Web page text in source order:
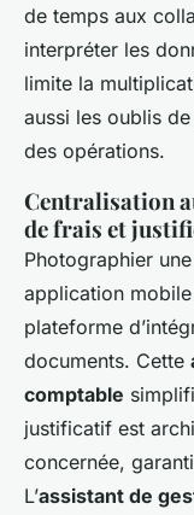
de temps aux
interpréter les
limite la
aussi les oublis
des opérations.
Centralisation
de frais et
Photographier
application
plateforme
documents. Cette
comptable
justificatif est
concernée,
L’assistant de